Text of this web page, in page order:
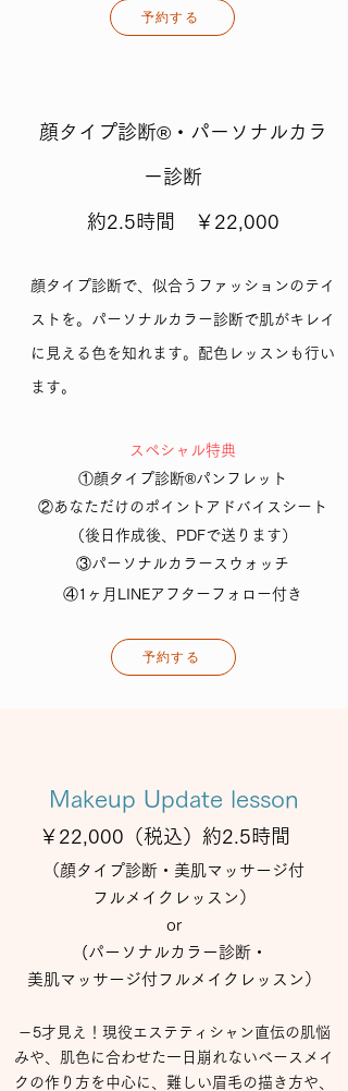
予約する
顔タイプ診断®・パーソナルカラ
ー診断
約2.5時間 ​ ￥22,000
顔タイプ診断で、似合うファッションのテイ
ストを。パーソナルカラー診断で肌がキレイ
に見える色を知れます。配色レッスンも行い
ます。
​スペシャル特典
①顔タイプ診断®パンフレット
②あなただけのポイントアドバイスシート
​（後日作成後、PDFで送ります）
③パーソナルカラースウォッチ
④1ヶ月LINEアフターフォロー付き
予約する
Makeup Update lesson
￥22,000（税込）約2.5時間
（顔タイプ診断・美肌マッサージ付
フルメイクレッスン）​​
or
(パーソナルカラー診断・
美肌マッサージ付フルメイクレッスン）
－5才見え！現役エステティシャン直伝の肌悩
みや、肌色に合わせた一日崩れないベースメイ
クの作り方を中心に、難しい眉毛の描き方や、